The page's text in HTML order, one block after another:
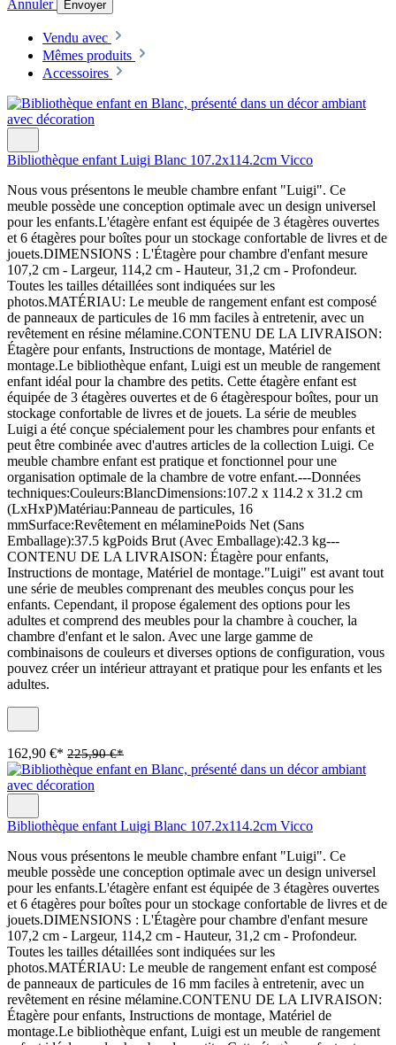
Annuler Envoyer
Vendu avec
Mêmes produits
Accessoires
Bibliothèque enfant Luigi Blanc 107.2x114.2cm Vicco
Nous vous présentons le meuble chambre enfant "Luigi". Ce
meuble possède une conception optimale avec un design universel
pour les enfants.L'étagère enfant est équipée de 3 étagères ouvertes
et 6 étagères pour boîtes pour un stockage confortable de livres et de
jouets.DIMENSIONS : L'Étagère pour chambre d'enfant mesure
107,2 cm - Largeur, 114,2 cm - Hauteur, 31,2 cm - Profondeur.
Toutes les tailles détaillées sont indiquées sur les
photos.MATÉRIAU: Le meuble de rangement enfant est composé
de panneaux de particules de 16 mm faciles à entretenir, avec un
revêtement en résine mélamine.CONTENU DE LA LIVRAISON:
Étagère pour enfants, Instructions de montage, Matériel de
montage.Le bibliothèque enfant, Luigi est un meuble de rangement
enfant idéal pour la chambre des petits. Cette étagère enfant est
équipée de 3 étagères ouvertes et de 6 étagèrespour boîtes, pour un
stockage confortable de livres et de jouets. La série de meubles
Luigi a été conçue spécialement pour les chambres pour enfants et
peut être combinée avec d'autres articles de la collection Luigi. Ce
meuble chambre enfant est pratique et fonctionnel pour une
organisation optimale de la chambre de votre enfant.---Données
techniques:Couleurs:BlancDimensions:107.2 x 114.2 x 31.2 cm
(LxHxP)Matériau:Panneau de particules, 16
mmSurface:Revêtement en mélaminePoids Net (Sans
Emballage):37.5 kgPoids Brut (Avec Emballage):42.3 kg---
CONTENU DE LA LIVRAISON: Étagère pour enfants,
Instructions de montage, Matériel de montage."Luigi" est avant tout
une série de meubles comprenant des meubles conçus pour les
enfants. Cependant, il propose également des options pour les
adultes et comprend des meubles pour la chambre à coucher, la
chambre d'enfant et le salon. Avec une large gamme de
combinaisons de couleurs et diverses options de configuration, vous
pouvez créer un intérieur attrayant et pratique pour les enfants et les
adultes.
162,90 €* 225,90 €*
Bibliothèque enfant Luigi Blanc 107.2x114.2cm Vicco
Nous vous présentons le meuble chambre enfant "Luigi". Ce
meuble possède une conception optimale avec un design universel
pour les enfants.L'étagère enfant est équipée de 3 étagères ouvertes
et 6 étagères pour boîtes pour un stockage confortable de livres et de
jouets.DIMENSIONS : L'Étagère pour chambre d'enfant mesure
107,2 cm - Largeur, 114,2 cm - Hauteur, 31,2 cm - Profondeur.
Toutes les tailles détaillées sont indiquées sur les
photos.MATÉRIAU: Le meuble de rangement enfant est composé
de panneaux de particules de 16 mm faciles à entretenir, avec un
revêtement en résine mélamine.CONTENU DE LA LIVRAISON:
Étagère pour enfants, Instructions de montage, Matériel de
montage.Le bibliothèque enfant, Luigi est un meuble de rangement